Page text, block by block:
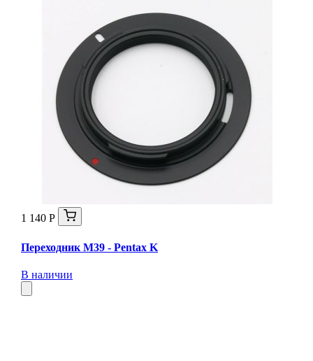
1 140 Р
Переходник M39 - Pentax K
В наличии